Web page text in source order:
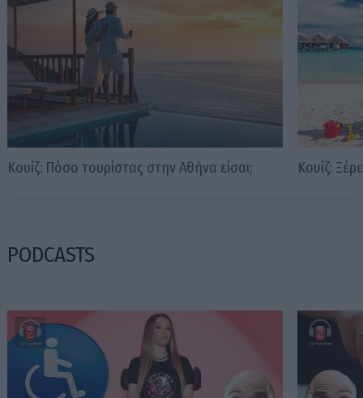
Κουίζ: Πόσο τουρίστας στην Αθήνα είσαι; Κουίζ:
PODCASTS